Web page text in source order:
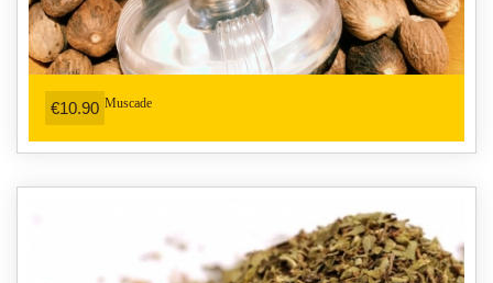
€10.90 Muscade